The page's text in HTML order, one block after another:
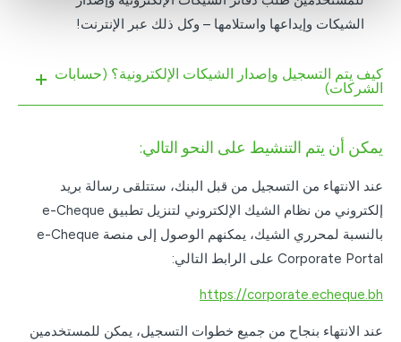
الشيكات وإيداعها واستلامها – وكل ذلك عبر الإنترنت!
كيف يتم التسجيل وإصدار الشيكات الإلكترونية؟ (حسابات
الشركات)
يمكن أن يتم التنشيط على النحو التالي:
عند الانتهاء من التسجيل من قبل البنك، ستتلقى رسالة بريد
إلكتروني من نظام الشيك الإلكتروني لتنزيل تطبيق e-Cheque
بالنسبة لمحرري الشيك، يمكنهم الوصول إلى منصة e-Cheque
Corporate Portal على الرابط التالي:
https://corporate.echeque.bh
عند الانتهاء بنجاح من جميع خطوات التسجيل، يمكن للمستخدمين